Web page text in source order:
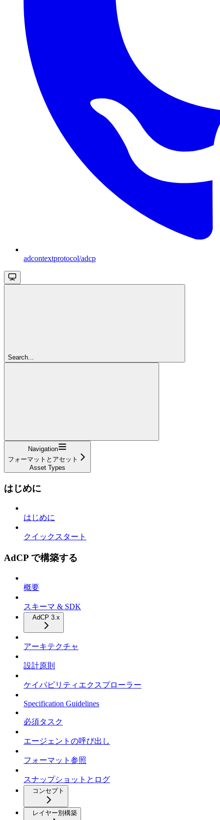
adcontextprotocol/adcp
Search...
Navigation
フォーマットとアセット
Asset Types
はじめに
はじめに
クイックスタート
AdCP で構築する
概要
スキーマ & SDK
AdCP 3.x
アーキテクチャ
設計原則
ケイパビリティエクスプローラー
Specification Guidelines
必須タスク
エージェントの呼び出し
フォーマット参照
スナップショットとログ
コンセプト
レイヤー別構築